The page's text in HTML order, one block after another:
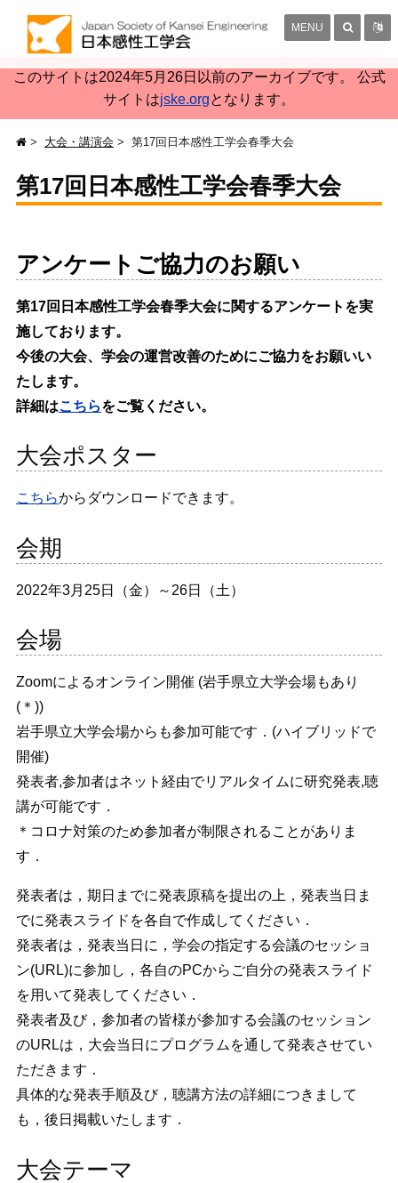
このサイトは2024年5月26日以前のアーカイブです。 公式
サイトはjske.orgとなります。
MENU
大会・講演会 第17回日本感性工学会春季大会
第17回日本感性工学会春季大会
アンケートご協力のお願い
第17回日本感性工学会春季大会に関するアンケートを実
施しております。
今後の大会、学会の運営改善のためにご協力をお願いい
たします。
詳細はこちらをご覧ください。
大会ポスター
こちらからダウンロードできます。
会期
2022年3月25日（金）～26日（土）
会場
Zoomによるオンライン開催 (岩手県立大学会場もあり
(＊))
岩手県立大学会場からも参加可能です．(ハイブリッドで
開催)
発表者,参加者はネット経由でリアルタイムに研究発表,聴
講が可能です．
＊コロナ対策のため参加者が制限されることがありま
す．
発表者は，期日までに発表原稿を提出の上，発表当日ま
でに発表スライドを各自で作成してください．
発表者は，発表当日に，学会の指定する会議のセッショ
ン(URL)に参加し，各自のPCからご自分の発表スライド
を用いて発表してください．
発表者及び，参加者の皆様が参加する会議のセッション
のURLは，大会当日にプログラムを通して発表させてい
ただきます．
具体的な発表手順及び，聴講方法の詳細につきまして
も，後日掲載いたします．
大会テーマ